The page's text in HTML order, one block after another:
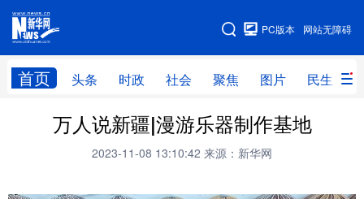
网站无障碍
PC版本
首页 头条 时政 社会 聚焦 图片 民生
网站地图
头条 时政 社会 聚焦
民生 访谈
访惠聚 专题 服务 援疆
万人说新疆|漫游乐器制作基地
2023-11-08 13:10:42 来源：新华网